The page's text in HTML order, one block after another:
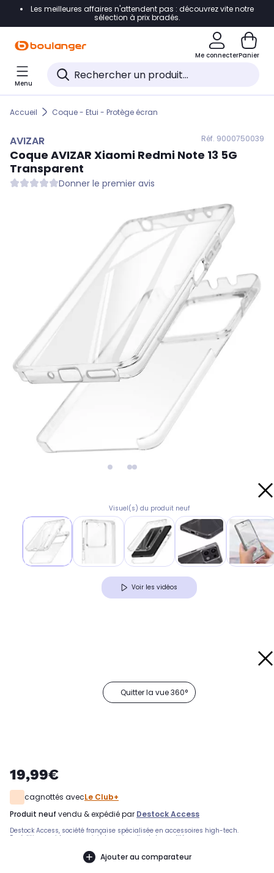
Accéder directement à la navigation
Accéder directement au pied de page
Accéder directement au chatbot
Les meilleures affaires n'attendent pas : découvrez vite notre
sélection à prix bradés.
Me connecterPanier
Menu
Accueil Coque - Etui - Protège écran
AVIZAR Réf. 9000750039
Coque AVIZAR Xiaomi Redmi Note 13 5G
Transparent
Donner le premier avis
Visuel(s) du produit neuf
Voir les vidéos
Quitter la vue 360°
19,99€
cagnottés avecLe Club+
produit neuf vendu & expédié par Destock Access
Destock Access, société française spécialisée en accessoires high-tech.
Expédition rapide avec suivi et service client de qualité.
Ajouter au comparateur